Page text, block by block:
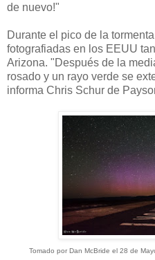
de nuevo!"
Durante el pico de la
fotografiadas en los EEUU
Arizona. "Después de la
rosado y un rayo verde se
informa Chris Schur de
Tomado por Dan McBride el 28 de